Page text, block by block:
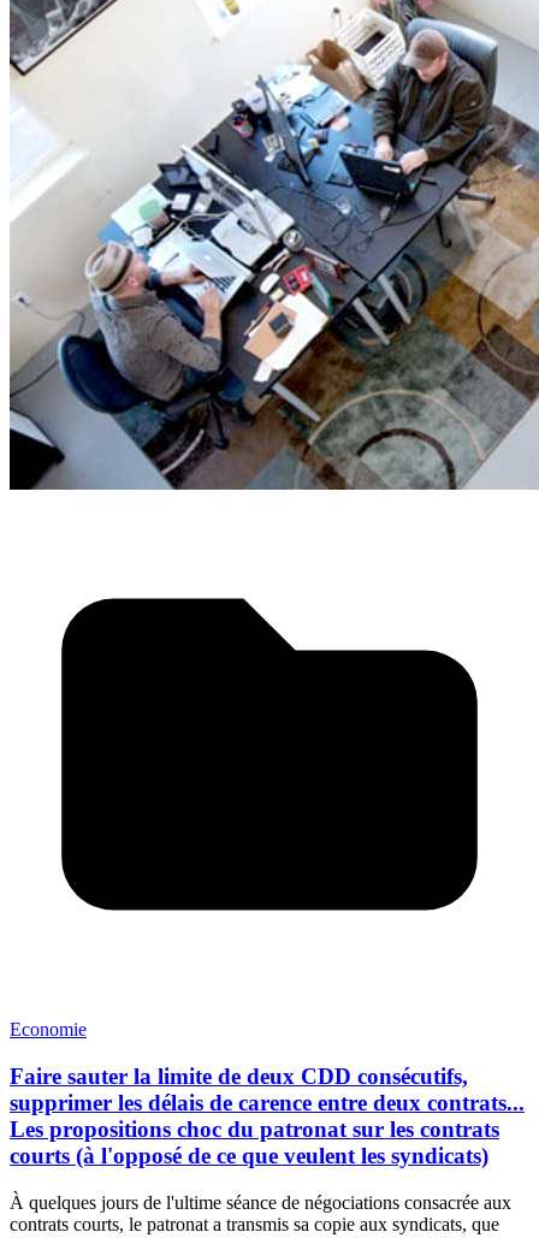
Economie
Faire sauter la limite de deux CDD consécutifs,
supprimer les délais de carence entre deux contrats...
Les propositions choc du patronat sur les contrats
courts (à l'opposé de ce que veulent les syndicats)
À quelques jours de l'ultime séance de négociations consacrée aux
contrats courts, le patronat a transmis sa copie aux syndicats, que